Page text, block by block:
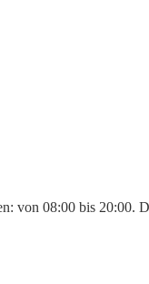
von 08:00 bis 20:00.